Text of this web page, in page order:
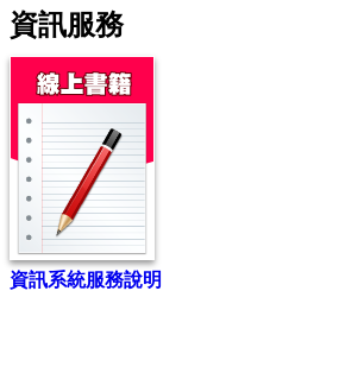
資訊服務
資訊系統服務說明